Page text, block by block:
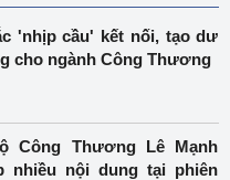
'nhịp cầu' kết nối, tạo dư
cho ngành Công Thương
Công Thương Lê Mạnh
nhiều nội dung tại phiên